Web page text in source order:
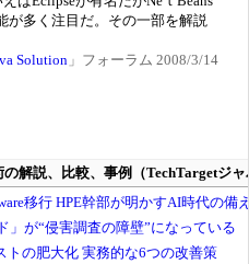
が多く注目だ。その一部を解説
Solution 」フォーラム 2008/3/14